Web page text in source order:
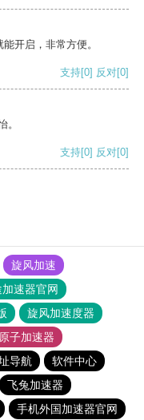
开启，非常方便。
支持[0] 反对[0]
。
支持[0] 反对[0]
旋风加速
速器官网
旋风加速度器
原子加速器
导航
软件中心
飞兔加速器
手机外国加速器官网